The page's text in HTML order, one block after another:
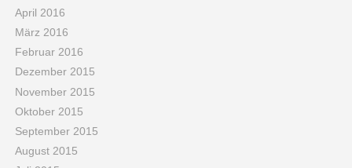
April 2016
März 2016
Februar 2016
Dezember 2015
November 2015
Oktober 2015
September 2015
August 2015